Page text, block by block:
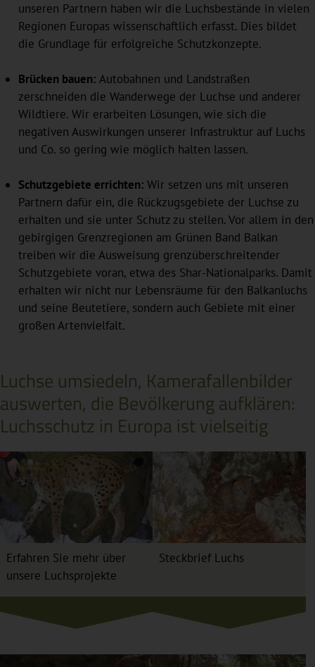
unseren Partnern haben wir die Luchsbestände in vielen
Regionen Europas wissenschaftlich erfasst. Dies bildet
die Grundlage für erfolgreiche Schutzkonzepte.
Brücken bauen: Autobahnen und Landstraßen
zerschneiden die Wanderwege der Luchse und anderer
Wildtiere. Wir erarbeiten Lösungen, wie sich die
negativen Auswirkungen unserer Infrastruktur auf Luchs
und Co. so gering wie möglich halten lassen.
Schutzgebiete errichten: Wir setzen uns mit unseren
Partnern dafür ein, die Rückzugsgebiete der Luchse zu
erhalten und sie unter Schutz zu stellen. Vor allem in den
gebirgigen Grenzregionen am Grünen Band Balkan
treiben wir die Ausweisung grenzüberschreitender
Schutzgebiete voran, etwa des Shar-Nationalparks. Damit
erhalten wir nicht nur Lebensräume für den Balkanluchs
und seine Beutetiere, sondern auch Gebiete mit einer
großen Artenvielfalt.
Luchse umsiedeln, Kamerafallenbilder
auswerten, die Bevölkerung aufklären:
Luchsschutz in Europa ist vielseitig
Erfahren Sie mehr über
unsere Luchsprojekte
Steckbrief Luchs